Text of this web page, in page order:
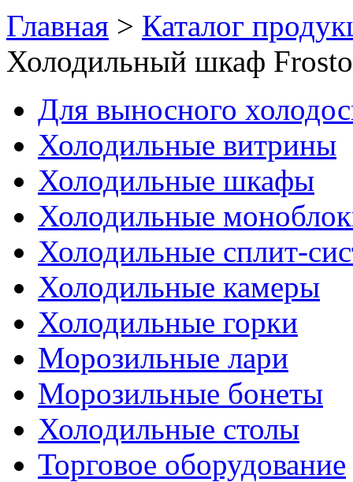
Главная > Каталог
Холодильный шкаф
Для выносного
Холодильные витрины
Холодильные шкафы
Холодильные
Холодильные сплит-
Холодильные камеры
Холодильные горки
Морозильные лари
Морозильные бонеты
Холодильные столы
Торговое оборудование